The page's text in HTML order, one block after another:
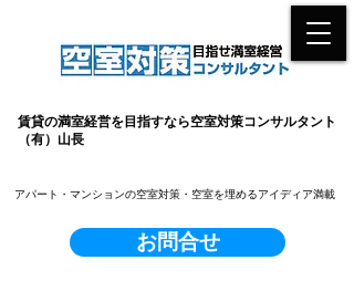
賃貸の満室経営を目指すなら空室対策コンサルタント
（有）山長
お問合せ
​アパート・マンションの空室対策・空室を埋めるアイディア満載